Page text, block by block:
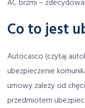
AC brzmi –
Co to jest
Autocasco (czytaj
ubezpieczenie
umowy zależy od
przedmiotem